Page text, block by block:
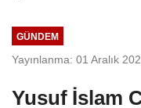
GÜNDEM
Yayınlanma: 01 Aralık
Yusuf İslam